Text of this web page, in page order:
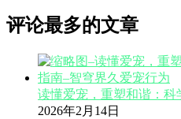
评论最多的文章
读懂爱宠，重塑和谐：
2026年2月14日